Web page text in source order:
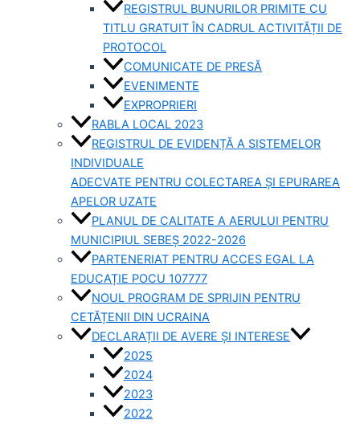
REGISTRUL BUNURILOR PRIMITE CU
TITLU GRATUIT ÎN CADRUL ACTIVITĂȚII DE
PROTOCOL
COMUNICATE DE PRESĂ
EVENIMENTE
EXPROPRIERI
RABLA LOCAL 2023
REGISTRUL DE EVIDENȚĂ A SISTEMELOR
INDIVIDUALE
ADECVATE PENTRU COLECTAREA ȘI EPURAREA
APELOR UZATE
PLANUL DE CALITATE A AERULUI PENTRU
MUNICIPIUL SEBEȘ 2022-2026
PARTENERIAT PENTRU ACCES EGAL LA
EDUCAȚIE POCU 107777
NOUL PROGRAM DE SPRIJIN PENTRU
CETĂȚENII DIN UCRAINA
DECLARAȚII DE AVERE ȘI INTERESE
2025
2024
2023
2022